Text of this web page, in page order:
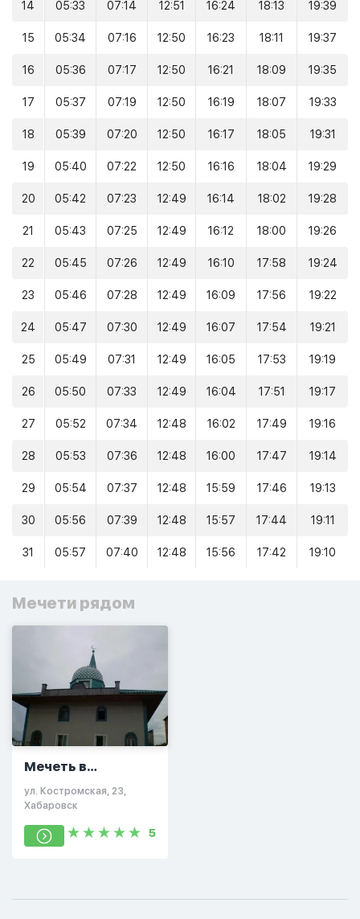
14 05:33 07:14 12:51 16:24 18:13 19:39
15 05:34 07:16 12:50 16:23 18:11 19:37
16 05:36 07:17 12:50 16:21 18:09 19:35
17 05:37 07:19 12:50 16:19 18:07 19:33
18 05:39 07:20 12:50 16:17 18:05 19:31
19 05:40 07:22 12:50 16:16 18:04 19:29
20 05:42 07:23 12:49 16:14 18:02 19:28
21 05:43 07:25 12:49 16:12 18:00 19:26
22 05:45 07:26 12:49 16:10 17:58 19:24
23 05:46 07:28 12:49 16:09 17:56 19:22
24 05:47 07:30 12:49 16:07 17:54 19:21
25 05:49 07:31 12:49 16:05 17:53 19:19
26 05:50 07:33 12:49 16:04 17:51 19:17
27 05:52 07:34 12:48 16:02 17:49 19:16
28 05:53 07:36 12:48 16:00 17:47 19:14
29 05:54 07:37 12:48 15:59 17:46 19:13
30 05:56 07:39 12:48 15:57 17:44 19:11
31 05:57 07:40 12:48 15:56 17:42 19:10
Мечети рядом
Мечеть в
Хабаровске
ул. Костромская, 23,
Хабаровск
5